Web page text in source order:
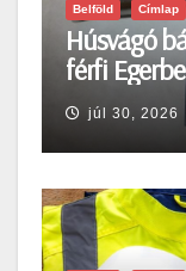
Belföld Címlap
Húsvágó
férfi
júl 30, 2026